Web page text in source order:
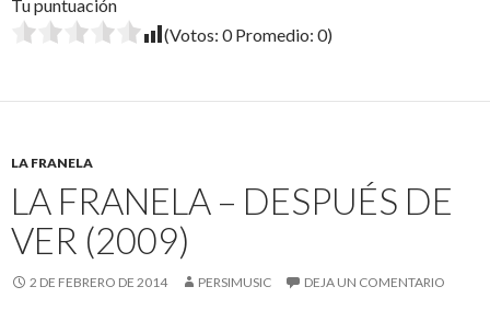
Tu puntuación
(Votos: 0Promedio: 0)
LA FRANELA
LA FRANELA – DESPUÉS DE
VER (2009)
2 DE FEBRERO DE 2014 PERSIMUSIC DEJA UN COMENTARIO